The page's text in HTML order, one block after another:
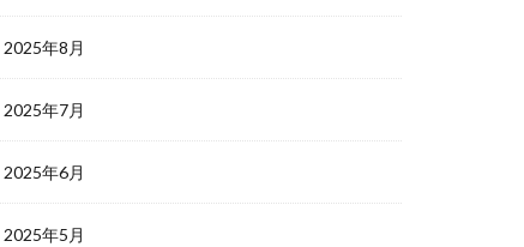
2025年8月
2025年7月
2025年6月
2025年5月